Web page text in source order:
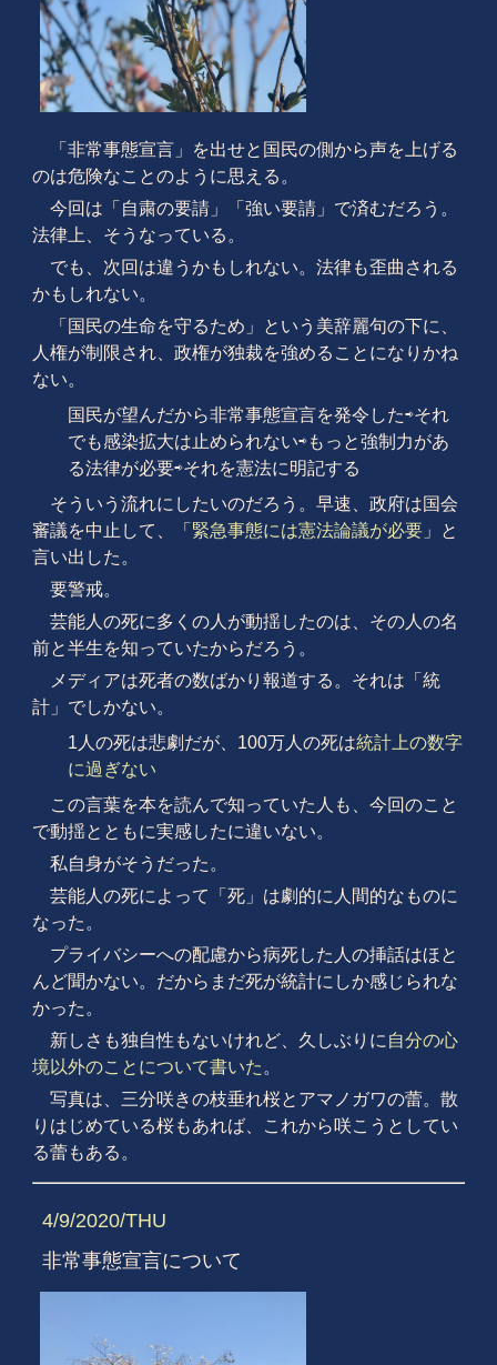
「非常事態宣言」を出せと国民の側から声を上げる
のは危険なことのように思える。
今回は「自粛の要請」「強い要請」で済むだろう。
法律上、そうなっている。
でも、次回は違うかもしれない。法律も歪曲される
かもしれない。
「国民の生命を守るため」という美辞麗句の下に、
人権が制限され、政権が独裁を強めることになりかね
ない。
国民が望んだから非常事態宣言を発令した⇨それ
でも感染拡大は止められない⇨もっと強制力があ
る法律が必要⇨それを憲法に明記する
そういう流れにしたいのだろう。早速、政府は国会
審議を中止して、「 緊急事態には憲法論議が必要」と
言い出した。
要警戒。
芸能人の死に多くの人が動揺したのは、その人の名
前と半生を知っていたからだろう。
メディアは死者の数ばかり報道する。それは「統
計」でしかない。
1人の死は悲劇だが、100万人の死は統計上の数字
に過ぎない
この言葉を本を読んで知っていた人も、今回のこと
で動揺とともに実感したに違いない。
私自身がそうだった。
芸能人の死によって「死」は劇的に人間的なものに
なった。
プライバシーへの配慮から病死した人の挿話はほと
んど聞かない。だからまだ死が統計にしか感じられな
かった。
新しさも独自性もないけれど、久しぶりに 自分の心
境以外のことについて書いた 。
写真は、三分咲きの枝垂れ桜とアマノガワの蕾。散
りはじめている桜もあれば、これから咲こうとしてい
る蕾もある。
4/9/2020/THU
非常事態宣言について